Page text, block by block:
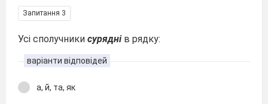
Запитання 3
Усі сполучники сурядні в рядку:
варіанти відповідей
а, й, та, як